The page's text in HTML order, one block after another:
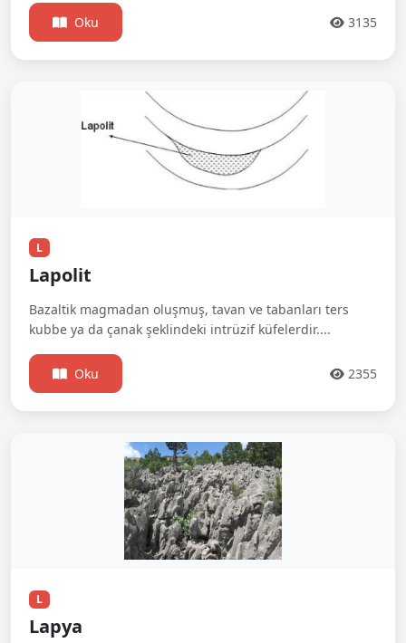
Oku 3135
L
Lapolit
Bazaltik magmadan oluşmuş, tavan ve tabanları ters
kubbe ya da çanak şeklindeki intrüzif küfelerdir....
Oku 2355
L
Lapya